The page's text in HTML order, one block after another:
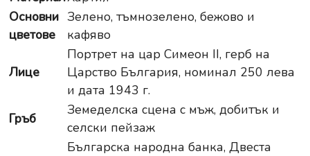
Основни
цветове
Зелено, тъмнозелено, бежово и
кафяво
Лице
Портрет на цар Симеон II, герб на
Царство България, номинал 250 лева
и дата 1943 г.
Гръб
Земеделска сцена с мъж, добитък и
селски пейзаж
Българска народна банка, Двеста